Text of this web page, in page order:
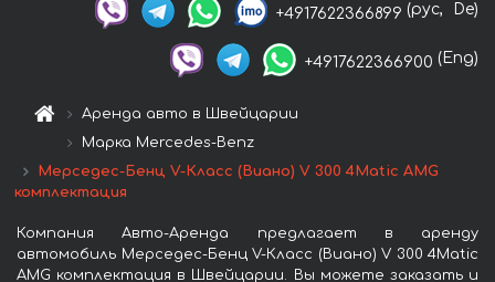
+4917622366899 (рус, De)
+4917622366900 (Eng)
Аренда авто в Швейцарии
Марка Mercedes-Benz
Мерседес-Бенц V-Класс (Виано) V 300 4Matic AMG
комплектация
Компания Авто-Аренда предлагает в аренду
автомобиль Мерседес-Бенц V-Класс (Виано) V 300 4Matic
AMG комплектация в Швейцарии. Вы можете заказать и